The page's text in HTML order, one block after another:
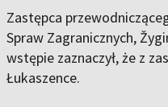
Zastępca
Spraw Zagranicznych,
wstępie zaznaczył, że z
Łukaszence.